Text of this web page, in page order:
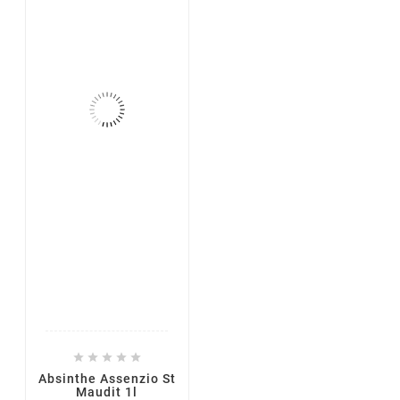
    
Absinthe Assenzio St
Maudit 1l